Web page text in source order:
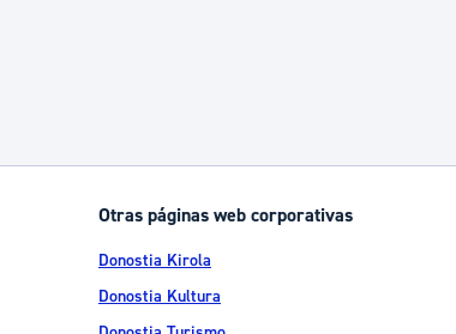
Otras páginas web corporativas
Donostia Kirola
Donostia Kultura